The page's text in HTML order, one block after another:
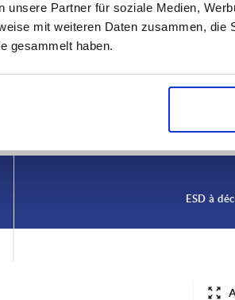
unsere Partner für soziale Medien,
mit weiteren Daten zusammen, die
gesammelt haben.
électrostatique
mises à jour plusieurs fois par jour à intervalles
vous est communiquée à l’étape finale, avant
ESD à